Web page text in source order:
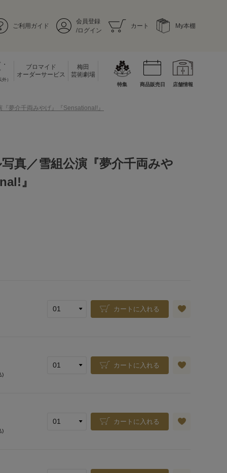
ご利用ガイド
会員登録
/ログイン
カート My本棚
）
ブロマイド
オーダーサービス
梅田
芸術劇場
特集 商品販売日 店舗情報
夢介千両みやげ』『Sensational!』
真／雪組公演『夢介千両みや
』
カートに入れる
)
カートに入れる
)
カートに入れる